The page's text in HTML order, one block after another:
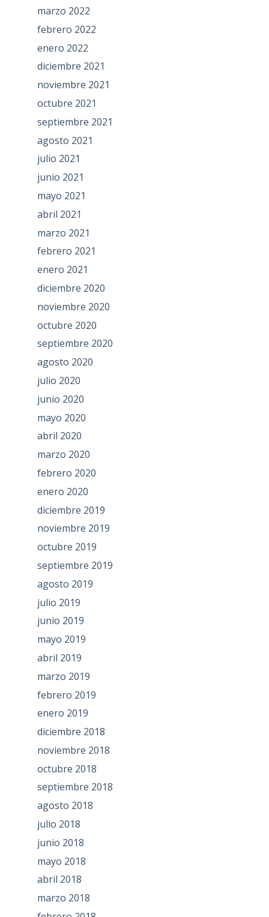
marzo 2022
febrero 2022
enero 2022
diciembre 2021
noviembre 2021
octubre 2021
septiembre 2021
agosto 2021
julio 2021
junio 2021
mayo 2021
abril 2021
marzo 2021
febrero 2021
enero 2021
diciembre 2020
noviembre 2020
octubre 2020
septiembre 2020
agosto 2020
julio 2020
junio 2020
mayo 2020
abril 2020
marzo 2020
febrero 2020
enero 2020
diciembre 2019
noviembre 2019
octubre 2019
septiembre 2019
agosto 2019
julio 2019
junio 2019
mayo 2019
abril 2019
marzo 2019
febrero 2019
enero 2019
diciembre 2018
noviembre 2018
octubre 2018
septiembre 2018
agosto 2018
julio 2018
junio 2018
mayo 2018
abril 2018
marzo 2018